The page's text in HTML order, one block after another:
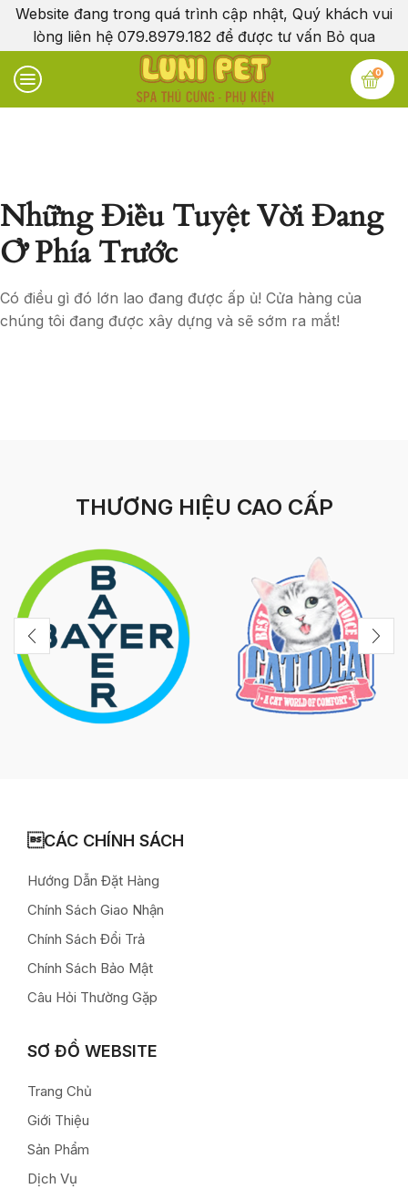
Website đang trong quá trình cập nhật, Quý khách vui
lòng liên hệ 079.8979.182 để được tư vấn Bỏ qua
0
Những Điều Tuyệt Vời Đang
Ở Phía Trước
Có điều gì đó lớn lao đang được ấp ủ! Cửa hàng của
chúng tôi đang được xây dựng và sẽ sớm ra mắt!
THƯƠNG HIỆU CAO CẤP
CÁC CHÍNH SÁCH
Hướng Dẫn Đặt Hàng
Chính Sách Giao Nhận
Chính Sách Đổi Trả
Chính Sách Bảo Mật
Câu Hỏi Thường Gặp
SƠ ĐỒ WEBSITE
Trang Chủ
Giới Thiệu
Sản Phẩm
Dịch Vụ